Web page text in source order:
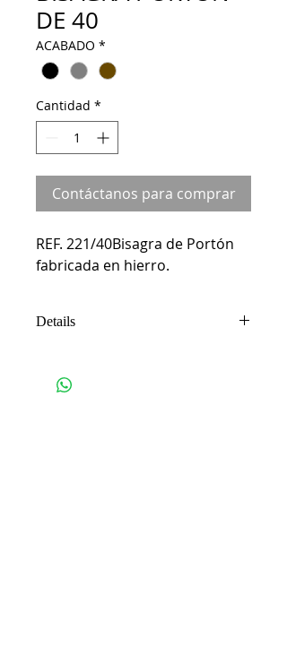
DE 40
ACABADO *
Cantidad *
Contáctanos para comprar
REF. 221/40Bisagra de Portón
fabricada en hierro.
Details
mm de espesor. Medida pala: 70
mm. X 400 mm. Medida ala: 240